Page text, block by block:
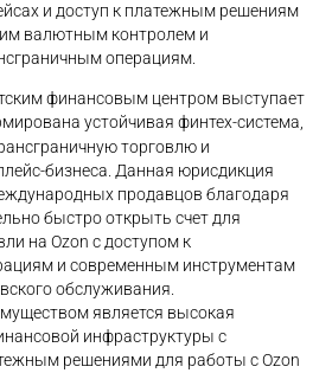
и доступ к платежным решениям
валютным контролем и
операциям.
финансовым центром выступает
устойчивая финтех-система,
торговлю и
бизнеса. Данная юрисдикция
продавцов благодаря
быстро открыть счет для
на Ozon с доступом к
и современным инструментам
обслуживания.
является высокая
инфраструктуры с
решениями для работы с Ozon